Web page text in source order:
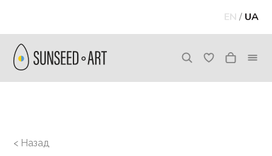
EN / UA
< Назад